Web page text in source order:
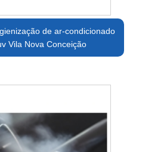
de ar-condicionado
Vila Nova Conceição